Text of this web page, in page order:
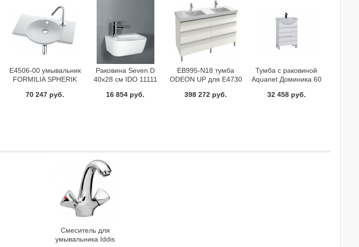
E4506-00 умывальник
FORMILIA SPHERIK
70 247 руб.
Раковина Seven D
40x28 см IDO 11111
16 854 руб.
EB995-N18 тумба
ODEON UP для Е4730
Delafon
398 272 руб.
Тумба с раковиной
Aquanet Доминика 60
32 458 руб.
Смеситель для
умывальника Iddis